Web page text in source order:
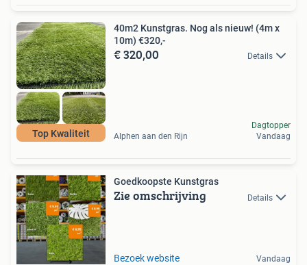
Top Kwaliteit
40m2 Kunstgras. Nog als nieuw! (4m x
10m) €320,-
€ 320,00 Details
Alphen aan den Rijn
Dagtopper
Vandaag
Goedkoopste Kunstgras
Zie omschrijving Details
Bezoek website Vandaag